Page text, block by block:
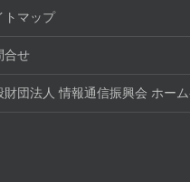
トマップ
合せ
財団法人 情報通信振興会 ホー